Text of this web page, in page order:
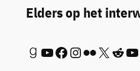
Elders op het
Goodreads YouTube Facebook InstagramFlickr X Reddit YouTube